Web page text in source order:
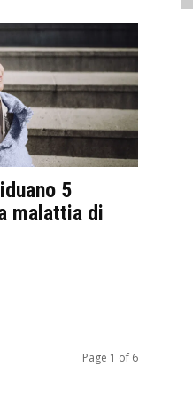
5
malattia di
Page 1 of 6